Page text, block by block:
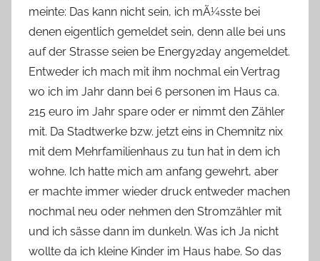
meinte: Das kann nicht sein, ich mÃ¼sste bei
denen eigentlich gemeldet sein, denn alle bei uns
auf der Strasse seien be Energy2day angemeldet.
Entweder ich mach mit ihm nochmal ein Vertrag
wo ich im Jahr dann bei 6 personen im Haus ca.
215 euro im Jahr spare oder er nimmt den Zähler
mit. Da Stadtwerke bzw. jetzt eins in Chemnitz nix
mit dem Mehrfamilienhaus zu tun hat in dem ich
wohne. Ich hatte mich am anfang gewehrt, aber
er machte immer wieder druck entweder machen
nochmal neu oder nehmen den Stromzähler mit
und ich sässe dann im dunkeln. Was ich Ja nicht
wollte da ich kleine Kinder im Haus habe. So das